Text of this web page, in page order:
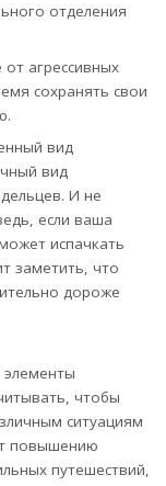
отделения
агрессивных
сохранять свои
вид
вид
И не
если ваша
испачкать
заметить, что
дороже
чтобы
ситуациям
повышению
путешествий,